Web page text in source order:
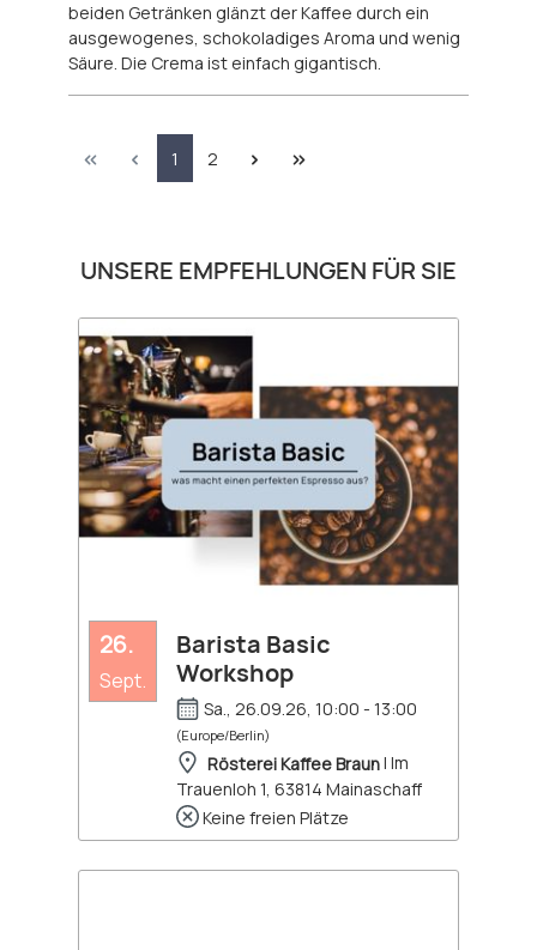
beiden Getränken glänzt der Kaffee durch ein
ausgewogenes, schokoladiges Aroma und wenig
Säure. Die Crema ist einfach gigantisch.
Seite
1 Seite
2
Produktgalerie überspringen
UNSERE EMPFEHLUNGEN FÜR SIE
26.
Sept.
Barista Basic
Workshop
Sa., 26.09.26, 10:00 - 13:00
(Europe/Berlin)
Rösterei Kaffee Braun| Im
Trauenloh 1, 63814 Mainaschaff
Keine freien Plätze